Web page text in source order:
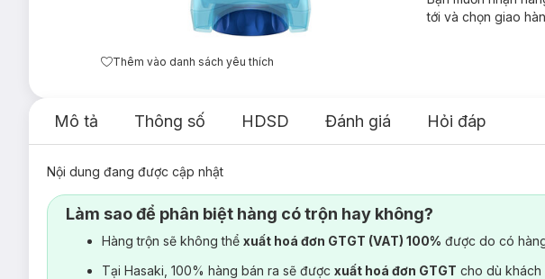
Thêm vào danh sách yêu thích
tới và chọn giao
Mô tả Thông số HDSD Đánh giá Hỏi đáp
Nội dung đang được cập nhật
Làm sao để phân biệt hàng có trộn hay không?
Hàng trộn sẽ không thể xuất hoá đơn GTGT (VAT) 100% được do có
Tại Hasaki, 100% hàng bán ra sẽ được xuất hoá đơn GTGT cho dù khách